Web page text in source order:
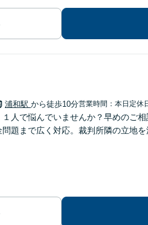
浦和駅 から徒歩10分営業時間：本日定休
１人で悩んでいませんか？早めのご
題まで広く対応。裁判所隣の立地